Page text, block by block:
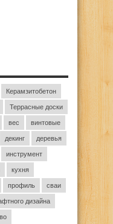
Керамзитобетон
Террасные доски
вес винтовые
декинг деревья
инструмент
кухня
профиль сваи
дизайна